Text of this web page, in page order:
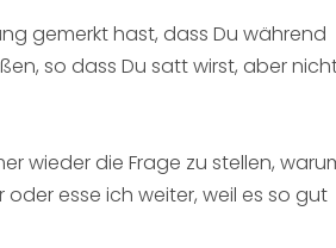
gemerkt hast, dass Du während
so dass Du satt wirst, aber
wieder die Frage zu stellen,
esse ich weiter, weil es so gut